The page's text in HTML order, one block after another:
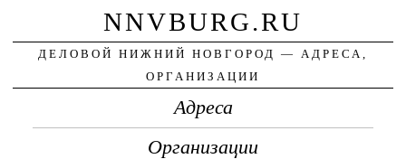
NNVBURG.RU
ДЕЛОВОЙ НИЖНИЙ НОВГОРОД — АДРЕСА,
ОРГАНИЗАЦИИ
Адреса
Организации